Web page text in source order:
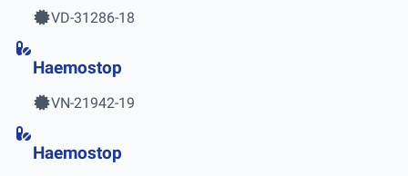
VD-31286-18
Haemostop
VN-21942-19
Haemostop